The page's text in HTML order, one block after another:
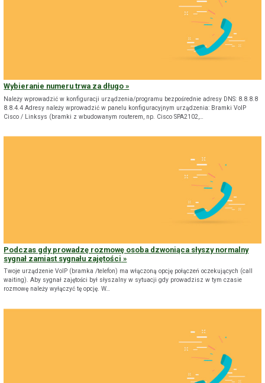
Wybieranie numeru trwa za długo
Należy wprowadzić w konfiguracji urządzenia/programu bezpośrednie adresy DNS: 8.8.8.8
8.8.4.4 Adresy należy wprowadzić w panelu konfiguracyjnym urządzenia: Bramki VoIP
Cisco / Linksys (bramki z wbudowanym routerem, np. Cisco SPA2102,…
Podczas gdy prowadzę rozmowę osoba dzwoniąca słyszy normalny
sygnał zamiast sygnału zajętości
Twoje urządzenie VoIP (bramka /telefon) ma włączoną opcję połączeń oczekujących (call
waiting). Aby sygnał zajętości był słyszalny w sytuacji gdy prowadzisz w tym czasie
rozmowę należy wyłączyć tę opcję. W…